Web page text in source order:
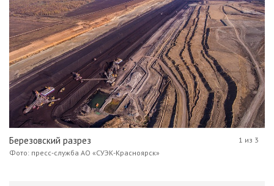
Березовский разрез
Фото: пресс-служба АО «СУЭК-Красноярск»
1 из 3